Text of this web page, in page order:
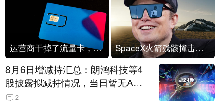
运营商干掉了流量卡，他们真的玩不起了 SpaceX火箭残骸撞击月球
8月6日增减持汇总：朗鸿科技等4
股披露拟减持情况，当日暂无A股
公司披露拟增持情况（表）
2